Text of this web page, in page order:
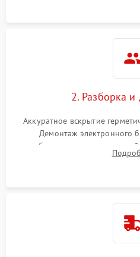
2. Разборка и
Аккуратное вскрытие
Демонтаж электронного
преобразователя и
на окисление и проверка